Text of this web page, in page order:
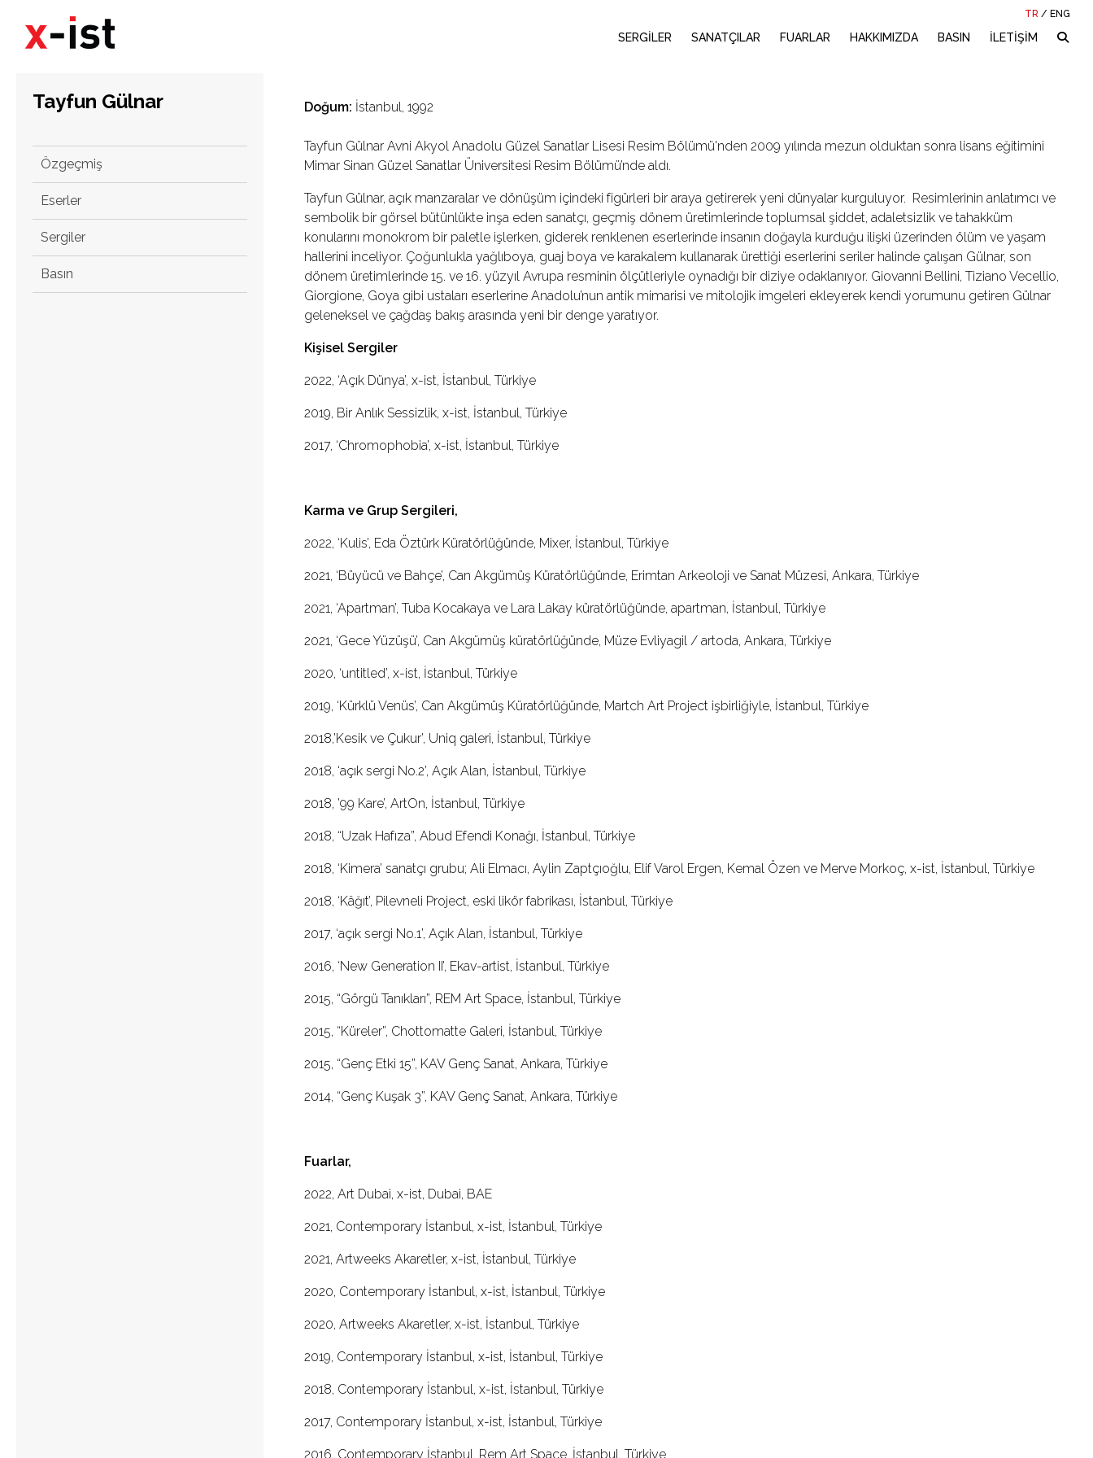
TR / ENG
SERGİLER SANATÇILAR FUARLAR HAKKIMIZDA BASIN İLETİŞİM
Tayfun Gülnar
Özgeçmiş
Eserler
Sergiler
Basın
Doğum: İstanbul, 1992
Tayfun Gülnar Avni Akyol Anadolu Güzel Sanatlar Lisesi Resim Bölümü'nden 2009 yılında mezun olduktan sonra lisans eğitimini
Mimar Sinan Güzel Sanatlar Üniversitesi Resim Bölümü’nde aldı.
Tayfun Gülnar, açık manzaralar ve dönüşüm içindeki figürleri bir araya getirerek yeni dünyalar kurguluyor. Resimlerinin anlatımcı ve
sembolik bir görsel bütünlükte inşa eden sanatçı, geçmiş dönem üretimlerinde toplumsal şiddet, adaletsizlik ve tahakküm
konularını monokrom bir paletle işlerken, giderek renklenen eserlerinde insanın doğayla kurduğu ilişki üzerinden ölüm ve yaşam
hallerini inceliyor. Çoğunlukla yağlıboya, guaj boya ve karakalem kullanarak ürettiği eserlerini seriler halinde çalışan Gülnar, son
dönem üretimlerinde 15. ve 16. yüzyıl Avrupa resminin ölçütleriyle oynadığı bir diziye odaklanıyor. Giovanni Bellini, Tiziano Vecellio,
Giorgione, Goya gibi ustaları eserlerine Anadolu’nun antik mimarisi ve mitolojik imgeleri ekleyerek kendi yorumunu getiren Gülnar
geleneksel ve çağdaş bakış arasında yeni bir denge yaratıyor.
Kişisel Sergiler
2022, ‘Açık Dünya’, x-ist, İstanbul, Türkiye
2019, Bir Anlık Sessizlik, x-ist, İstanbul, Türkiye
2017, ‘Chromophobia’, x-ist, İstanbul, Türkiye
Karma ve Grup Sergileri,
2022, ‘Kulis’, Eda Öztürk Küratörlüğünde, Mixer, İstanbul, Türkiye
2021, ‘Büyücü ve Bahçe’, Can Akgümüş Küratörlüğünde, Erimtan Arkeoloji ve Sanat Müzesi, Ankara, Türkiye
2021, ‘Apartman’, Tuba Kocakaya ve Lara Lakay küratörlüğünde, apartman, İstanbul, Türkiye
2021, ‘Gece Yüzüşü’, Can Akgümüş küratörlüğünde, Müze Evliyagil / artoda, Ankara, Türkiye
2020, ‘untitled’, x-ist, İstanbul, Türkiye
2019, ‘Kürklü Venüs’, Can Akgümüş Küratörlüğünde, Martch Art Project işbirliğiyle, İstanbul, Türkiye
2018,’Kesik ve Çukur’, Uniq galeri, İstanbul, Türkiye
2018, ‘açık sergi No.2’, Açık Alan, İstanbul, Türkiye
2018, ’99 Kare’, ArtOn, İstanbul, Türkiye
2018, “Uzak Hafıza”, Abud Efendi Konağı, İstanbul, Türkiye
2018, ‘Kimera’ sanatçı grubu; Ali Elmacı, Aylin Zaptçıoğlu, Elif Varol Ergen, Kemal Özen ve Merve Morkoç, x-ist, İstanbul, Türkiye
2018, ‘Kâğıt’, Pilevneli Project, eski likör fabrikası, İstanbul, Türkiye
2017, ‘açık sergi No.1’, Açık Alan, İstanbul, Türkiye
2016, ‘New Generation II’, Ekav-artist, İstanbul, Türkiye
2015, “Görgü Tanıkları”, REM Art Space, İstanbul, Türkiye
2015, “Küreler”, Chottomatte Galeri, İstanbul, Türkiye
2015, “Genç Etki 15”, KAV Genç Sanat, Ankara, Türkiye
2014, “Genç Kuşak 3”, KAV Genç Sanat, Ankara, Türkiye
Fuarlar,
2022, Art Dubai, x-ist, Dubai, BAE
2021, Contemporary İstanbul, x-ist, İstanbul, Türkiye
2021, Artweeks Akaretler, x-ist, İstanbul, Türkiye
2020, Contemporary İstanbul, x-ist, İstanbul, Türkiye
2020, Artweeks Akaretler, x-ist, İstanbul, Türkiye
2019, Contemporary İstanbul, x-ist, İstanbul, Türkiye
2018, Contemporary İstanbul, x-ist, İstanbul, Türkiye
2017, Contemporary İstanbul, x-ist, İstanbul, Türkiye
2016, Contemporary İstanbul, Rem Art Space, İstanbul, Türkiye